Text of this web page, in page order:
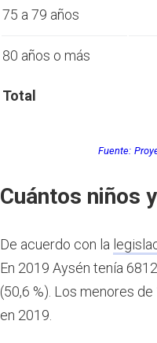
75 a 79 años
80 años o más
Total
Fuente:
Cuántos niños
De acuerdo con la
En 2019 Aysén tenía
(50,6 %). Los menores
en 2019.